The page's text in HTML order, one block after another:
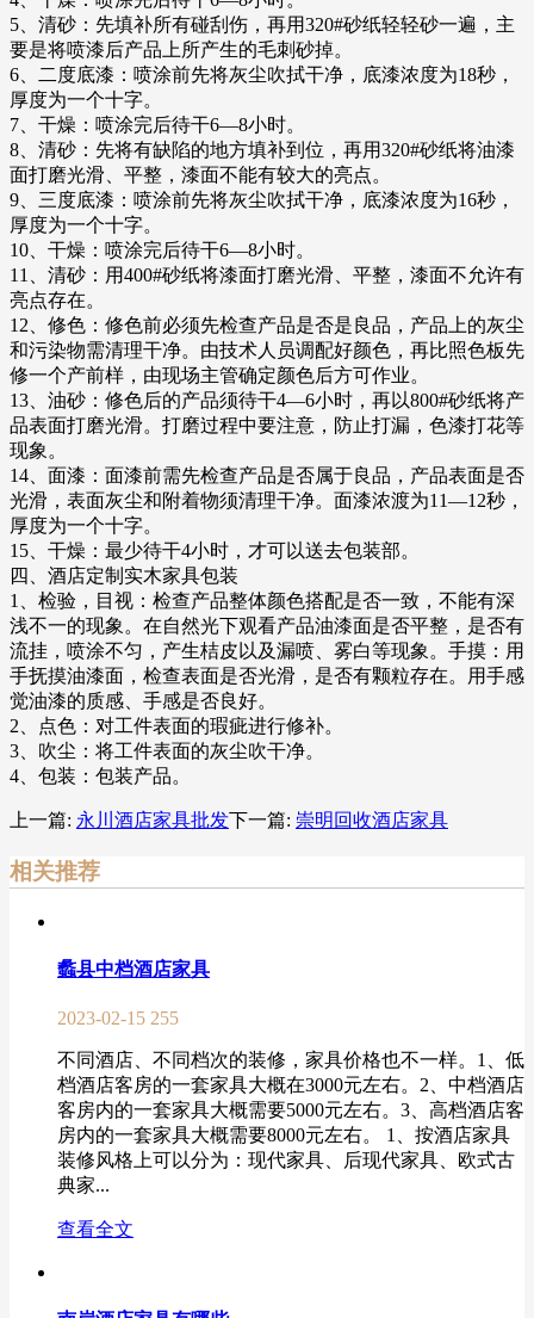
5、清砂：先填补所有碰刮伤，再用320#砂纸轻轻砂一遍，主
要是将喷漆后产品上所产生的毛刺砂掉。
6、二度底漆：喷涂前先将灰尘吹拭干净，底漆浓度为18秒，
厚度为一个十字。
7、干燥：喷涂完后待干6—8小时。
8、清砂：先将有缺陷的地方填补到位，再用320#砂纸将油漆
面打磨光滑、平整，漆面不能有较大的亮点。
9、三度底漆：喷涂前先将灰尘吹拭干净，底漆浓度为16秒，
厚度为一个十字。
10、干燥：喷涂完后待干6—8小时。
11、清砂：用400#砂纸将漆面打磨光滑、平整，漆面不允许有
亮点存在。
12、修色：修色前必须先检查产品是否是良品，产品上的灰尘
和污染物需清理干净。由技术人员调配好颜色，再比照色板先
修一个产前样，由现场主管确定颜色后方可作业。
13、油砂：修色后的产品须待干4—6小时，再以800#砂纸将产
品表面打磨光滑。打磨过程中要注意，防止打漏，色漆打花等
现象。
14、面漆：面漆前需先检查产品是否属于良品，产品表面是否
光滑，表面灰尘和附着物须清理干净。面漆浓渡为11—12秒，
厚度为一个十字。
15、干燥：最少待干4小时，才可以送去包装部。
四、酒店定制实木家具包装
1、检验，目视：检查产品整体颜色搭配是否一致，不能有深
浅不一的现象。在自然光下观看产品油漆面是否平整，是否有
流挂，喷涂不匀，产生桔皮以及漏喷、雾白等现象。手摸：用
手抚摸油漆面，检查表面是否光滑，是否有颗粒存在。用手感
觉油漆的质感、手感是否良好。
2、点色：对工件表面的瑕疵进行修补。
3、吹尘：将工件表面的灰尘吹干净。
4、包装：包装产品。
上一篇: 永川酒店家具批发下一篇: 崇明回收酒店家具
相关推荐
蠡县中档酒店家具
2023-02-15 255
不同酒店、不同档次的装修，家具价格也不一样。1、低
档酒店客房的一套家具大概在3000元左右。2、中档酒店
客房内的一套家具大概需要5000元左右。3、高档酒店客
房内的一套家具大概需要8000元左右。 1、按酒店家具
装修风格上可以分为：现代家具、后现代家具、欧式古
典家...
查看全文